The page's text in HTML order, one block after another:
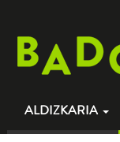
ALDIZKARIA